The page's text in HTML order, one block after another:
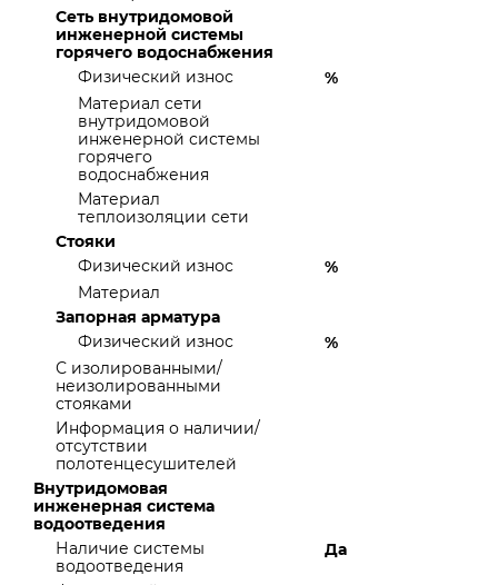
Сеть внутридомовой
инженерной системы
горячего водоснабжения
Физический износ
%
Материал сети
внутридомовой
инженерной системы
горячего
водоснабжения
Материал
теплоизоляции сети
Стояки
Физический износ
%
Материал
Запорная арматура
Физический износ
%
С изолированными/
неизолированными
стояками
Информация о наличии/
отсутствии
полотенцесушителей
Внутридомовая
инженерная система
водоотведения
Наличие системы
водоотведения
Да